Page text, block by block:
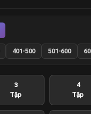
401-500 501-600
3
Tập
4
Tập